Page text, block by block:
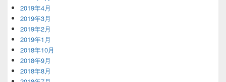
2019年4月
2019年3月
2019年2月
2019年1月
2018年10月
2018年9月
2018年8月